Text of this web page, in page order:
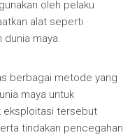
oleh pelaku
alat seperti
maya.
berbagai metode yang
maya untuk
eksploitasi tersebut
tindakan pencegahan